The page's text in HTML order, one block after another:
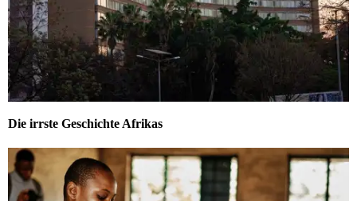
Die irrste Geschichte Afrikas